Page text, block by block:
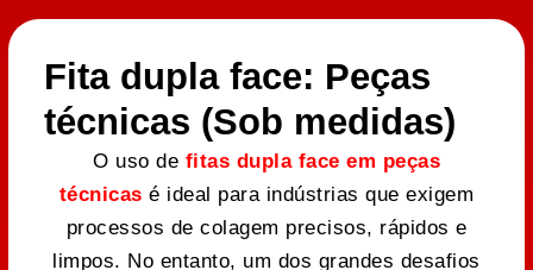
Fita dupla face: Peças
técnicas (Sob medidas)
O uso de fitas dupla face em peças
técnicas é ideal para indústrias que exigem
processos de colagem precisos, rápidos e
limpos. No entanto, um dos grandes desafios